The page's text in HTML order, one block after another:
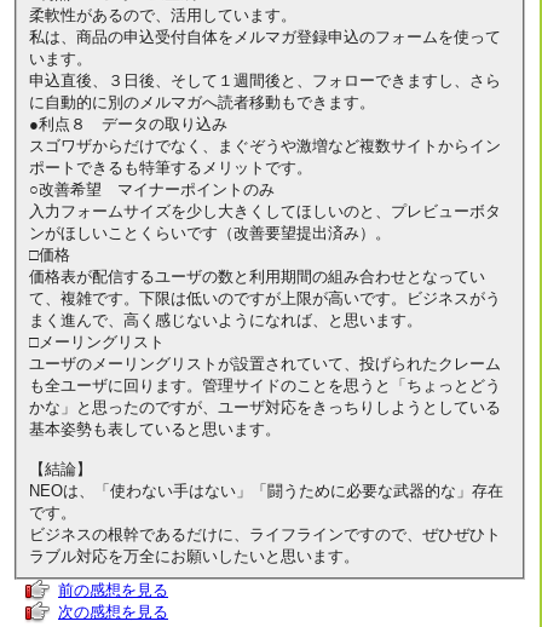
柔軟性があるので、活用しています。
私は、商品の申込受付自体をメルマガ登録申込のフォームを使って
います。
申込直後、３日後、そして１週間後と、フォローできますし、さら
に自動的に別のメルマガへ読者移動もできます。
●利点８ データの取り込み
スゴワザからだけでなく、まぐぞうや激増など複数サイトからイン
ポートできるも特筆するメリットです。
○改善希望 マイナーポイントのみ
入力フォームサイズを少し大きくしてほしいのと、プレビューボタ
ンがほしいことくらいです（改善要望提出済み）。
□価格
価格表が配信するユーザの数と利用期間の組み合わせとなってい
て、複雑です。下限は低いのですが上限が高いです。ビジネスがう
まく進んで、高く感じないようになれば、と思います。
□メーリングリスト
ユーザのメーリングリストが設置されていて、投げられたクレーム
も全ユーザに回ります。管理サイドのことを思うと「ちょっとどう
かな」と思ったのですが、ユーザ対応をきっちりしようとしている
基本姿勢も表していると思います。
【結論】
NEOは、「使わない手はない」「闘うために必要な武器的な」存在
です。
ビジネスの根幹であるだけに、ライフラインですので、ぜひぜひト
ラブル対応を万全にお願いしたいと思います。
前の感想を見る
次の感想を見る